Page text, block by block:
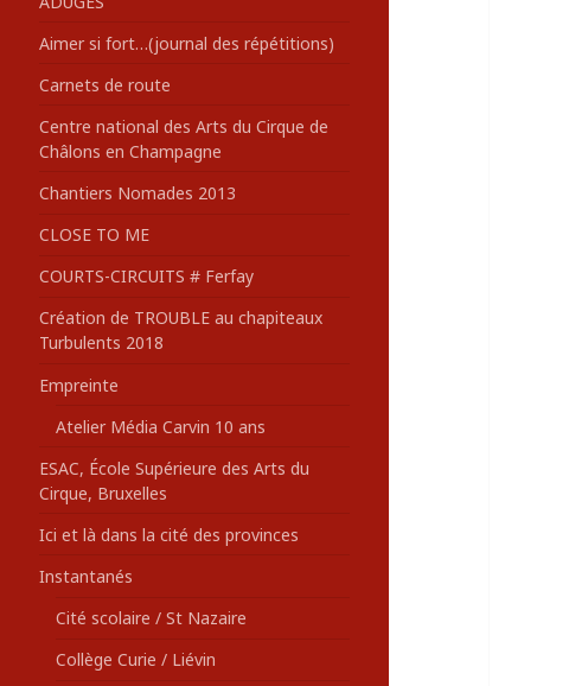
:Aimer si fort…(journal des répétitions)
Carnets de route
Centre national des Arts du Cirque de
Châlons en Champagne
Chantiers Nomades 2013
CLOSE TO ME
COURTS-CIRCUITS # Ferfay
Création de TROUBLE au chapiteaux
Turbulents 2018
Empreinte
Atelier Média Carvin 10 ans
ESAC, École Supérieure des Arts du
Cirque, Bruxelles
Ici et là dans la cité des provinces
Instantanés
Cité scolaire / St Nazaire
Collège Curie / Liévin